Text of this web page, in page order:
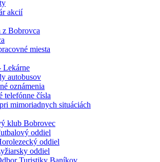
akcií
z Bobrovca
miesta
Lekárne
autobusov
oznámenia
telefónne čísla
mimoriadnych situáciách
klub Bobrovec
oddiel
oddiel
oddiel
Turistiky Baníkov